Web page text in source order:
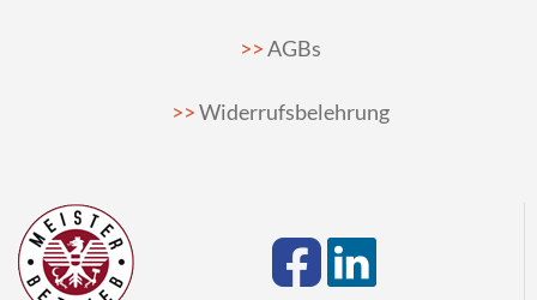
AGBs
Widerrufsbelehrung